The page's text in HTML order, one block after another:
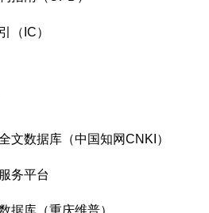
（IC）
文数据库（中国知网CNKI）
务平台
据库（重庆维普）